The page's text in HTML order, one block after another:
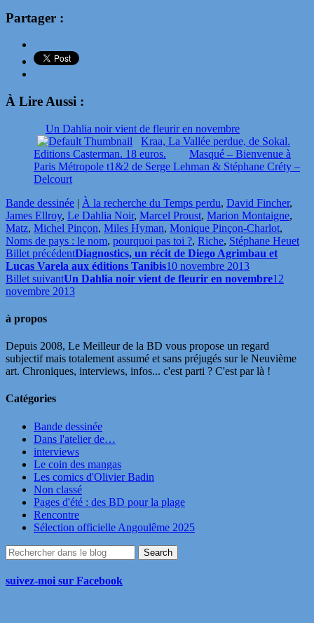
Partager :
À Lire Aussi :
Un Dahlia noir vient de fleurir en novembre
Kraa, La Vallée perdue, de Sokal.
Editions Casterman. 18 euros.
Masqué – Bienvenue à
Paris Métropole t1&2 de Serge Lehman & Stéphane Créty –
Delcourt
Bande dessinée | À la recherche du Temps perdu, David Fincher,
James Ellroy, Le Dahlia Noir, Marcel Proust, Marion Montaigne,
Matz, Michel Pinçon, Miles Hyman, Monique Pinçon-Charlot,
Noms de pays : le nom, pourquoi pas toi ?, Riche, Stéphane Heuet
Billet précédentDiagnostics, un récit de Diego Agrimbau et
Lucas Varela aux éditions Tanibis10 novembre 2013
Billet suivantUn Dahlia noir vient de fleurir en novembre12
novembre 2013
à propos
Depuis 2008, Le Meilleur de la BD vous propose un regard
subjectif mais totalement assumé et sans préjugés sur le Neuvième
art. Chroniques, interviews, infos... c'est parti ? C'est par là !
Catégories
Bande dessinée
Dans l'atelier de…
interviews
Le coin des mangas
Les comics d'Olivier Badin
Non classé
Pages d'été : des BD pour la plage
Rencontre
Sélection officielle Angoulême 2025
suivez-moi sur Facebook